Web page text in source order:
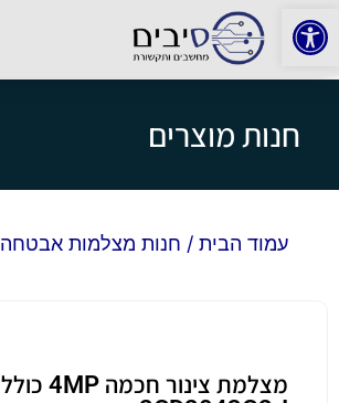
פתח סרגל נגישות
חנות מוצרים
עמוד הבית / חנות מצלמות אבטחה